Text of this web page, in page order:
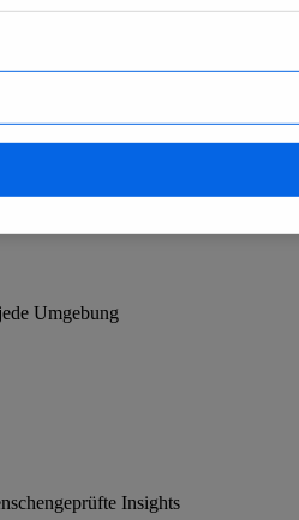
-prognosen
Umgebung
Insights